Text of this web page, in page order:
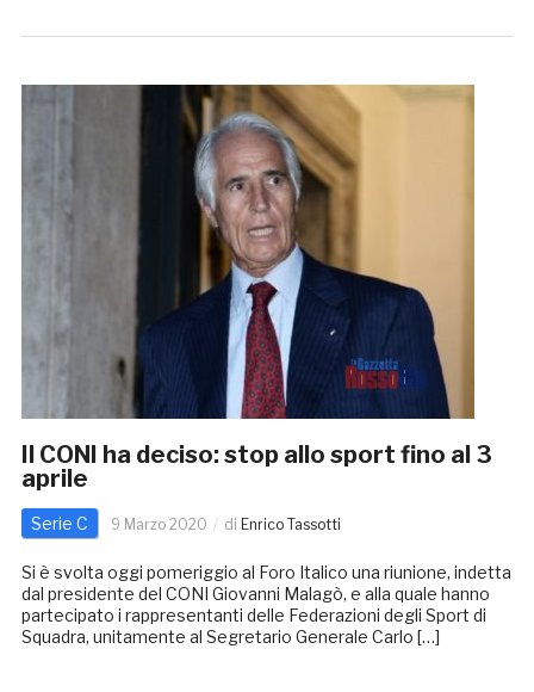
Il CONI ha deciso: stop allo sport fino al 3
aprile
Serie C 9 Marzo 2020 di Enrico Tassotti
Si è svolta oggi pomeriggio al Foro Italico una riunione, indetta
dal presidente del CONI Giovanni Malagò, e alla quale hanno
partecipato i rappresentanti delle Federazioni degli Sport di
Squadra, unitamente al Segretario Generale Carlo […]